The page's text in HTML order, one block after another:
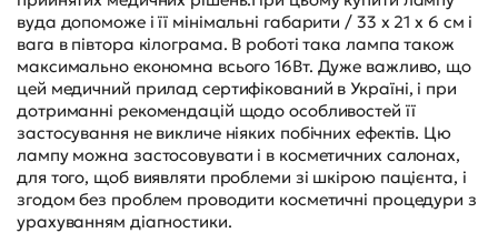
вуда допоможе і її мінімальні габарити / 33 х 21 х 6 см і
вага в півтора кілограма. В роботі така лампа також
максимально економна всього 16Вт. Дуже важливо, що
цей медичний прилад сертифікований в Україні, і при
дотриманні рекомендацій щодо особливостей її
застосування не викличе ніяких побічних ефектів. Цю
лампу можна застосовувати і в косметичних салонах,
для того, щоб виявляти проблеми зі шкірою пацієнта, і
згодом без проблем проводити косметичні процедури з
урахуванням діагностики.